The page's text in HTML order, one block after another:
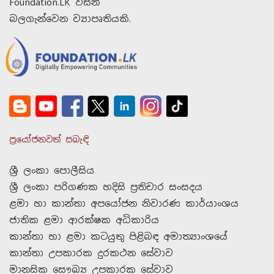
බලගැන්වෙන ව්‍යාපෘතියකි.
ප්‍රයෝජනවත් සබැඳි
ශ්‍රී ලංකා පොලීසිය
ශ්‍රී ලංකා පරිගණක හදිසි ප්‍රතිචාර සංසදය
ළමා හා කාන්තා අපයෝජන නිවාරණ කාර්යාංශය
ජාතික ළමා ආරක්ෂක අධිකාරිය
කාන්තා හා ළමා කටයුතු පිළිබඳ අමාත්‍යාංශයේ
කාන්තා උපකාරක දුරකථන සේවාව
මානසික සෞඛ්‍ය උපකාරක සේවාව